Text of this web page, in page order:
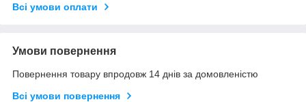
Всі умови оплати
Умови повернення
Повернення товару впродовж 14 днів за домовленістю
Всі умови повернення